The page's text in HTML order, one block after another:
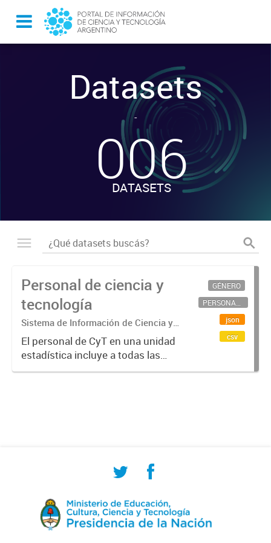
Datasets
-
006
DATASETS
Personal de ciencia y
tecnología
Sistema de Información de Ciencia y
Tecnología Argentino (SICYTAR)
El personal de CyT en una unidad
estadística incluye a todas las
personas involucradas
GÉNERO
PERSONAL CIENTÍFICO-TECNOLÓGICO
json
csv